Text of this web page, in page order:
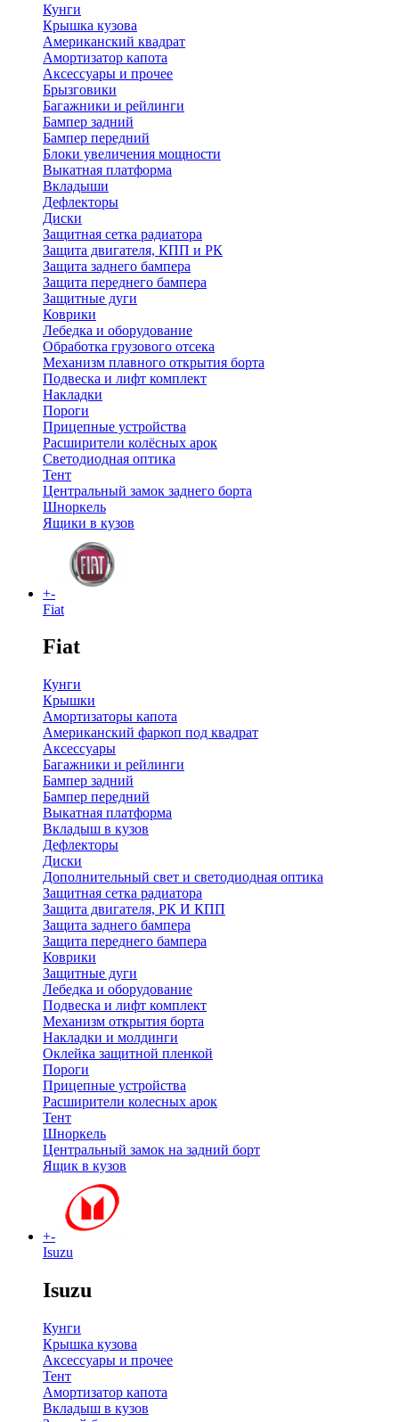
Кунги
Крышка кузова
Американский квадрат
Амортизатор капота
Аксессуары и прочее
Брызговики
Багажники и рейлинги
Бампер задний
Бампер передний
Блоки увеличения мощности
Выкатная платформа
Вкладыши
Дефлекторы
Диски
Защитная сетка радиатора
Защита двигателя, КПП и РК
Защита заднего бампера
Защита переднего бампера
Защитные дуги
Коврики
Лебедка и оборудование
Обработка грузового отсека
Механизм плавного открытия борта
Подвеска и лифт комплект
Накладки
Пороги
Прицепные устройства
Расширители колёсных арок
Светодиодная оптика
Тент
Центральный замок заднего борта
Шноркель
Ящики в кузов
+-
Fiat
Fiat
Кунги
Крышки
Амортизаторы капота
Американский фаркоп под квадрат
Аксессуары
Багажники и рейлинги
Бампер задний
Бампер передний
Выкатная платформа
Вкладыш в кузов
Дефлекторы
Диски
Дополнительный свет и светодиодная оптика
Защитная сетка радиатора
Защита двигателя, РК И КПП
Защита заднего бампера
Защита переднего бампера
Коврики
Защитные дуги
Лебедка и оборудование
Подвеска и лифт комплект
Механизм открытия борта
Накладки и молдинги
Оклейка защитной пленкой
Пороги
Прицепные устройства
Расширители колесных арок
Тент
Шноркель
Центральный замок на задний борт
Ящик в кузов
+-
Isuzu
Isuzu
Кунги
Крышка кузова
Аксессуары и прочее
Тент
Амортизатор капота
Вкладыш в кузов